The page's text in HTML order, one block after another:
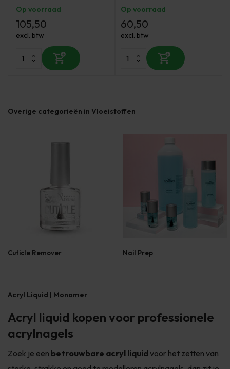
Op voorraad
105,50
excl. btw
Op voorraad
60,50
excl. btw
Overige categorieën in Vloeistoffen
Cuticle Remover Nail Prep
Acryl Liquid | Monomer
Acryl liquid kopen voor professionele
acrylnagels
Zoek je een betrouwbare acryl liquidvoor het zetten van